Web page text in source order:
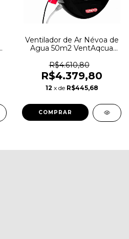
Ventilador de Ar Névoa de
Agua 50m2 VentAqcua
R$4.610,80
R$4.379,80
12 x de R$445,68
COMPRAR